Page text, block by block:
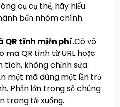
cụ cụ thể, hãy hiểu
bốn nhóm chính.
QR tĩnh miễn phí.Có vô
mã QR tĩnh từ URL hoặc
tích, không chỉnh sửa.
một mã dùng một lần trỏ
Phần lớn trong số chúng
trang tải xuống.